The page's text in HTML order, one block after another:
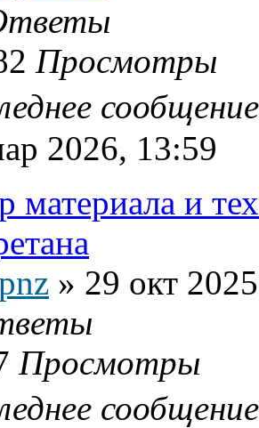
Просмотры
2026, 13:59
материала и
» 29 окт
Просмотры